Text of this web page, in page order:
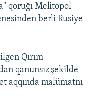
qoruğı Melitopol
berli Rusiye
Qırım
qanunsız şekilde
aqqında malümatnı